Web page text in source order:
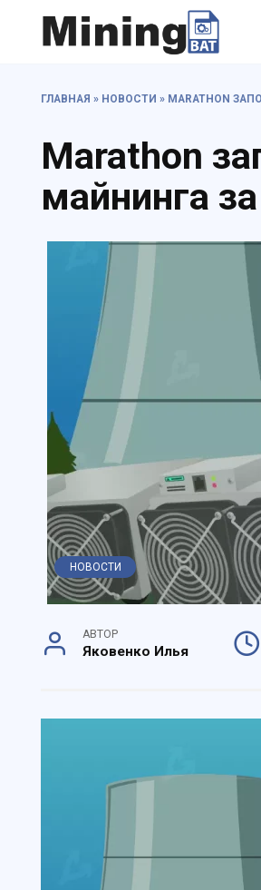
содержанию
ГЛАВНАЯ » НОВОСТИ » MARATHON
Marathon
майнинга
НОВОСТИ
АВТОР
Яковенко Илья